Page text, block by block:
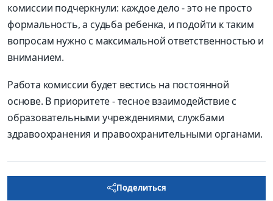
комиссии подчеркнули: каждое дело - это не просто
формальность, а судьба ребенка, и подойти к таким
вопросам нужно с максимальной ответственностью и
вниманием.
Работа комиссии будет вестись на постоянной
основе. В приоритете - тесное взаимодействие с
образовательными учреждениями, службами
здравоохранения и правоохранительными органами.
Поделиться